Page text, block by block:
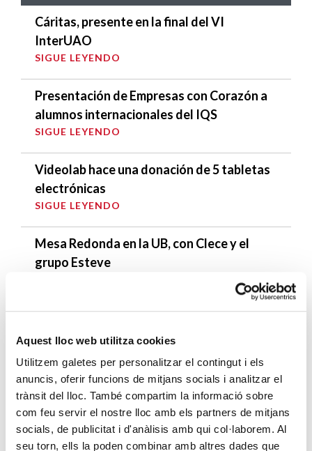
Aquest lloc web utilitza cookies
Utilitzem galetes per personalitzar el contingut i els
anuncis, oferir funcions de mitjans socials i analitzar el
trànsit del lloc. També compartim la informació sobre
com feu servir el nostre lloc amb els partners de mitjans
socials, de publicitat i d'anàlisis amb qui col·laborem. Al
seu torn, ells la poden combinar amb altres dades que
Cáritas, presente en la final del VI
InterUAO
SIGUE LEYENDO
Presentación de Empresas con Corazón a
alumnos internacionales del IQS
SIGUE LEYENDO
Videolab hace una donación de 5 tabletas
electrónicas
SIGUE LEYENDO
Mesa Redonda en la UB, con Clece y el
grupo Esteve
Cáritas expresa su preocupación por la
situación en Ceuta y hace un llamamiento a
la protección de la dignidad humana
SIGUE LEYENDO